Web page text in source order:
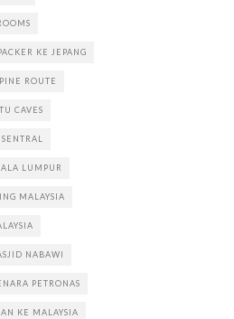
KE JEPANG
ROUTE
CAVES
LUMPUR
MALAYSIA
NABAWI
PETRONAS
KE MALAYSIA